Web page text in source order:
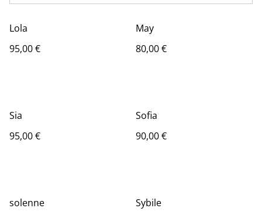
Lola
95,00 €
May
80,00 €
Sia
95,00 €
Sofia
90,00 €
solenne
Sybile